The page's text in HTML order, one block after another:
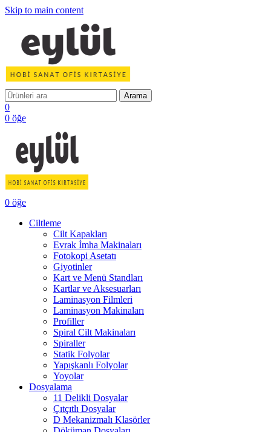
Skip to main content
Arama
0
0 öğe
0 öğe
Ciltleme
Cilt Kapakları
Evrak İmha Makinaları
Fotokopi Asetatı
Giyotinler
Kart ve Menü Standları
Kartlar ve Aksesuarları
Laminasyon Filmleri
Laminasyon Makinaları
Profiller
Spiral Cilt Makinaları
Spiraller
Statik Folyolar
Yapışkanlı Folyolar
Yoyolar
Dosyalama
11 Delikli Dosyalar
Çıtçıtlı Dosyalar
D Mekanizmalı Klasörler